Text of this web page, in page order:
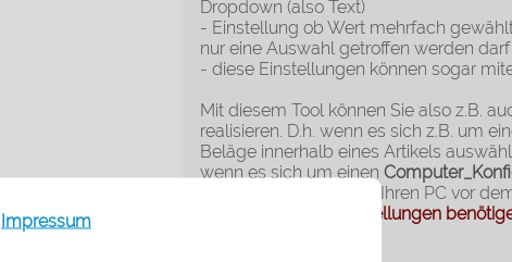
Impressum
Dropdown (also Text)
- Einstellung ob Wert mehrfach
nur eine Auswahl getroffen werden darf
- diese Einstellungen können sogar
Mit diesem Tool können Sie also z.B.
realisieren. D.h. wenn es sich z.B. um
Beläge innerhalb eines Artikels
wenn es sich um einen
zusammenstellen und Ihren PC vor
Mehfachzusammenstellungen